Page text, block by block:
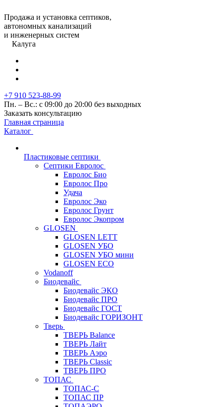
Продажа и установка септиков,
автономных канализаций
и инженерных систем
Калуга
+7 910 523-88-99
Пн. – Вс.: с 09:00 до 20:00 без выходных
Заказать консультацию
Главная страница
Каталог
Пластиковые септики
Септики Евролос
Евролос Био
Евролос Про
Удача
Евролос Эко
Евролос Грунт
Евролос Экопром
GLOSEN
GLOSEN LETT
GLOSEN УБО
GLOSEN УБО мини
GLOSEN ECO
Vodanoff
Биодевайс
Биодевайс ЭКО
Биодевайс ПРО
Биодевайс ГОСТ
Биодевайс ГОРИЗОНТ
Тверь
ТВЕРЬ Balance
ТВЕРЬ Лайт
ТВЕРЬ Аэро
ТВЕРЬ Classic
ТВЕРЬ ПРО
ТОПАС
ТОПАС-С
ТОПАС ПР